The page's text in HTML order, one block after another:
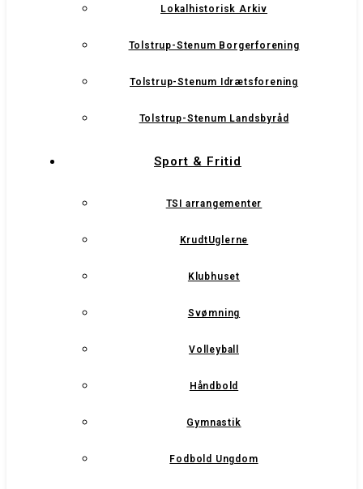
Lokalhistorisk Arkiv
Tolstrup-Stenum Borgerforening
Tolstrup-Stenum Idrætsforening
Tolstrup-Stenum Landsbyråd
Sport & Fritid
TSI arrangementer
KrudtUglerne
Klubhuset
Svømning
Volleyball
Håndbold
Gymnastik
Fodbold Ungdom